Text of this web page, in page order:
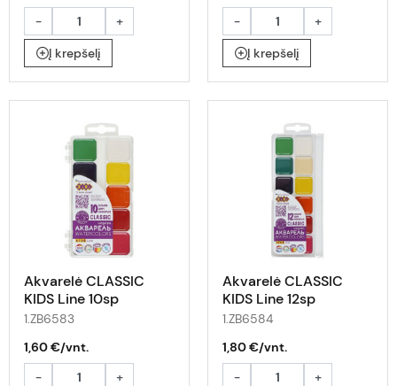
-
+
Į krepšelį
-
+
Į krepšelį
Akvarelė CLASSIC
KIDS Line 10sp
1.ZB6583
1,60 €/vnt.
-
+
Akvarelė CLASSIC
KIDS Line 12sp
1.ZB6584
1,80 €/vnt.
-
+